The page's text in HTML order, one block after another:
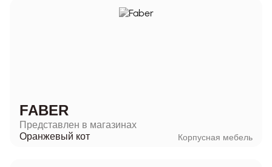
FABER
Представлен в магазинах
Оранжевый кот
Корпусная мебель